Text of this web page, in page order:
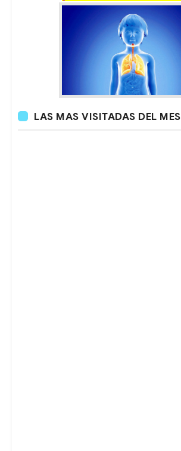
LAS MAS VISITADAS DEL MES